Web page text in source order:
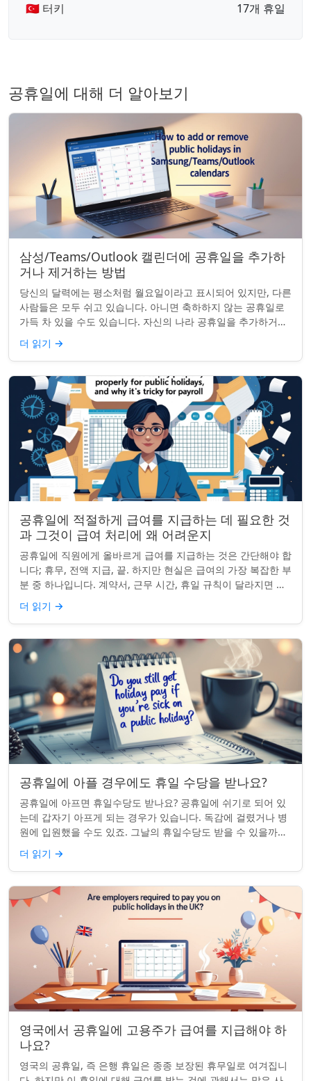
🇹🇷 터키
17개 휴일
공휴일에 대해 더 알아보기
삼성/Teams/Outlook 캘린더에 공휴일을 추가하
거나 제거하는 방법
당신의 달력에는 평소처럼 월요일이라고 표시되어 있지만, 다른
사람들은 모두 쉬고 있습니다. 아니면 축하하지 않는 공휴일로
가득 차 있을 수도 있습니다. 자신의 나라 공휴일을 추가하거나
원하지 않는 공휴일을 정리하려는...
더 읽기 →
공휴일에 적절하게 급여를 지급하는 데 필요한 것
과 그것이 급여 처리에 왜 어려운지
공휴일에 직원에게 올바르게 급여를 지급하는 것은 간단해야 합
니다; 휴무, 전액 지급, 끝. 하지만 현실은 급여의 가장 복잡한 부
분 중 하나입니다. 계약서, 근무 시간, 휴일 규칙이 달라지면 하
나의 공휴일이 준수 문제...
더 읽기 →
공휴일에 아플 경우에도 휴일 수당을 받나요?
공휴일에 아프면 휴일수당도 받나요? 공휴일에 쉬기로 되어 있
는데 갑자기 아프게 되는 경우가 있습니다. 독감에 걸렸거나 병
원에 입원했을 수도 있죠. 그날의 휴일수당도 받을 수 있을까요?
이는 흔한 질문이며, 답변은 주...
더 읽기 →
영국에서 공휴일에 고용주가 급여를 지급해야 하
나요?
영국의 공휴일, 즉 은행 휴일은 종종 보장된 휴무일로 여겨집니